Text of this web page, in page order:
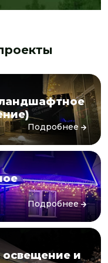
Подробнее
Подробнее
и